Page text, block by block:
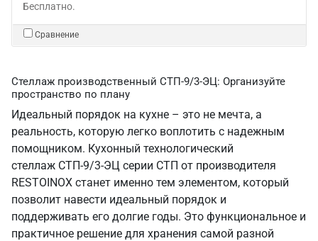
Бесплатно.
Сравнение
Стеллаж производственный СТП-9/3-ЭЦ: Организуйте
пространство по плану
Идеальный порядок на кухне – это не мечта, а
реальность, которую легко воплотить с надежным
помощником. Кухонный технологический
стеллаж СТП-9/3-ЭЦ серии СТП от производителя
RESTOINOX станет именно тем элементом, который
позволит навести идеальный порядок и
поддерживать его долгие годы. Это функциональное и
практичное решение для хранения самой разной